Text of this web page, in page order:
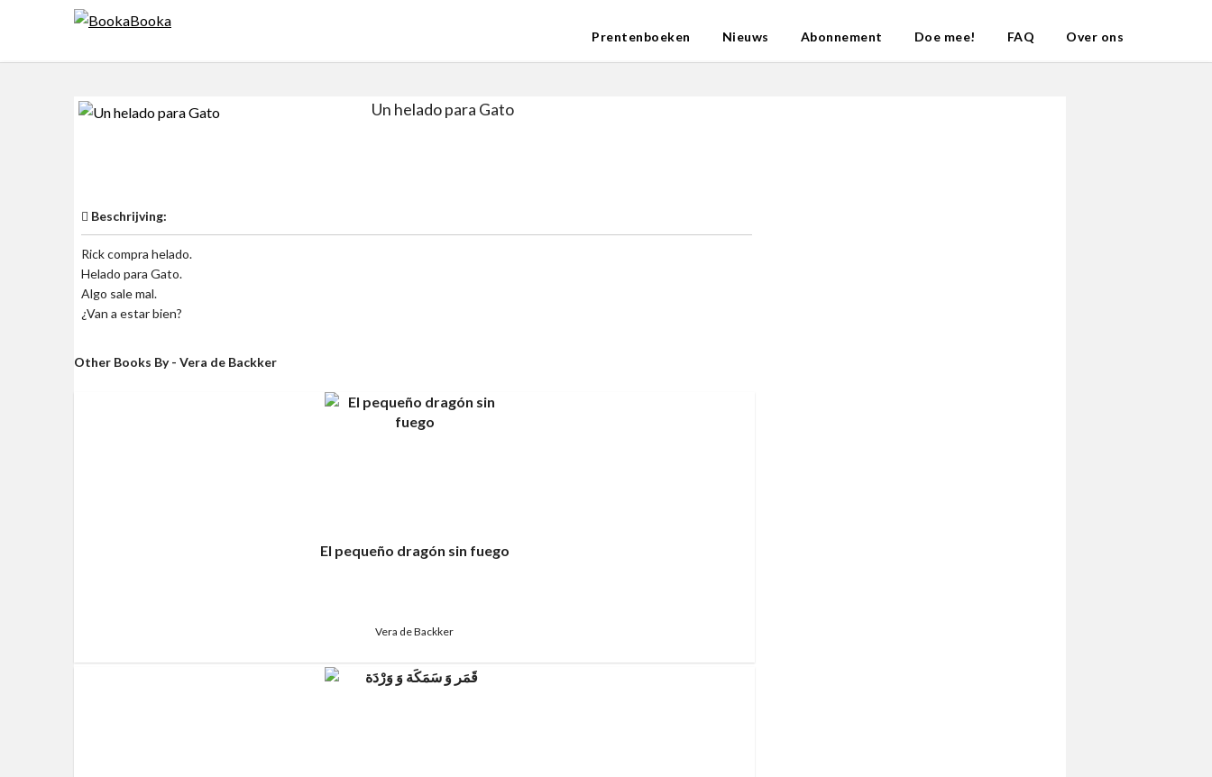
Prentenboeken Nieuws Abonnement Doe mee! FAQ Over ons
Un helado para Gato
Beschrijving:
Rick compra helado.
Helado para Gato.
Algo sale mal.
¿Van a estar bien?
Other Books By - Vera de Backker
El pequeño dragón sin fuego
Vera de Backker